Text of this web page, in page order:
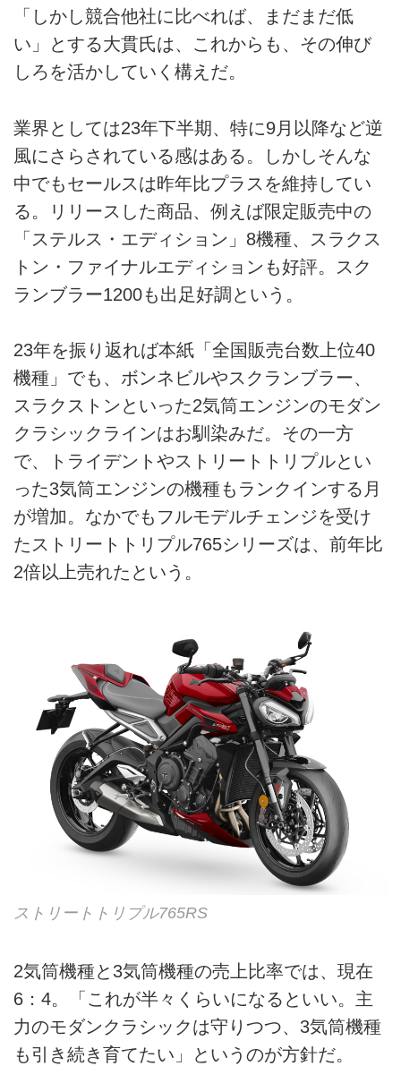
「しかし競合他社に比べれば、まだまだ低
い」とする大貫氏は、これからも、その伸び
しろを活かしていく構えだ。
業界としては23年下半期、特に9月以降など逆
風にさらされている感はある。しかしそんな
中でもセールスは昨年比プラスを維持してい
る。リリースした商品、例えば限定販売中の
「ステルス・エディション」8機種、スラクス
トン・ファイナルエディションも好評。スク
ランブラー1200も出足好調という。
23年を振り返れば本紙「全国販売台数上位40
機種」でも、ボンネビルやスクランブラー、
スラクストンといった2気筒エンジンのモダン
クラシックラインはお馴染みだ。その一方
で、トライデントやストリートトリプルとい
った3気筒エンジンの機種もランクインする月
が増加。なかでもフルモデルチェンジを受け
たストリートトリプル765シリーズは、前年比
2倍以上売れたという。
ストリートトリプル765RS
2気筒機種と3気筒機種の売上比率では、現在
6：4。「これが半々くらいになるといい。主
力のモダンクラシックは守りつつ、3気筒機種
も引き続き育てたい」というのが方針だ。